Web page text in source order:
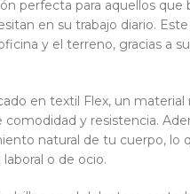
perfecta para aquellos
en su trabajo diario.
y el terreno, gracias a
en textil Flex, un
y resistencia.
natural de tu cuerpo,
o de ocio.